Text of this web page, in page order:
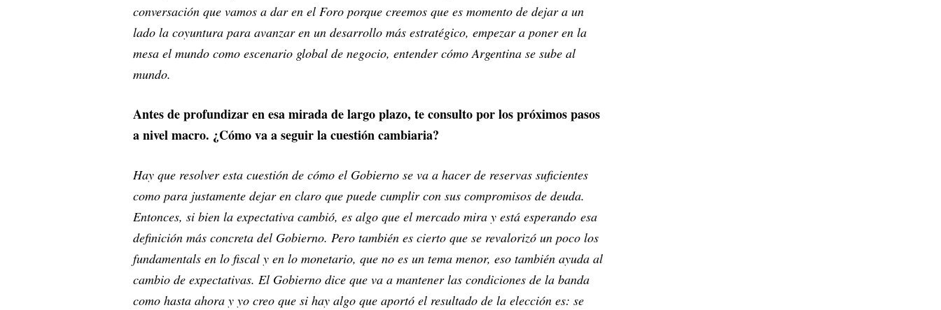
conversación que vamos a dar en el Foro porque creemos que es momento de dejar a un
lado la coyuntura para avanzar en un desarrollo más estratégico, empezar a poner en la
mesa el mundo como escenario global de negocio, entender cómo Argentina se sube al
mundo.
Antes de profundizar en esa mirada de largo plazo, te consulto por los próximos pasos
a nivel macro. ¿Cómo va a seguir la cuestión cambiaria?
Hay que resolver esta cuestión de cómo el Gobierno se va a hacer de reservas suficientes
como para justamente dejar en claro que puede cumplir con sus compromisos de deuda.
Entonces, si bien la expectativa cambió, es algo que el mercado mira y está esperando esa
definición más concreta del Gobierno. Pero también es cierto que se revalorizó un poco los
fundamentals en lo fiscal y en lo monetario, que no es un tema menor, eso también ayuda al
cambio de expectativas. El Gobierno dice que va a mantener las condiciones de la banda
como hasta ahora y yo creo que si hay algo que aportó el resultado de la elección es: se